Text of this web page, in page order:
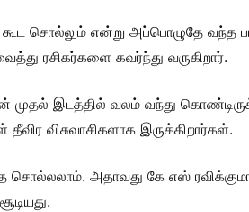
சொல்லும் என்று அப்பொழுதே வந்த
ரசிகர்களை கவர்ந்து வருகிறார்.
முதல் இடத்தில் வலம் வந்து
விசுவாசிகளாக இருக்கிறார்கள்.
அதாவது கே எஸ்